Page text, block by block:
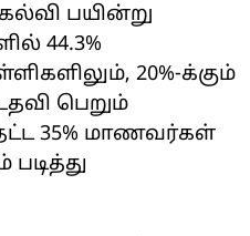
பயின்று
44.3%
20%-க்கும்
பெறும்
35% மாணவர்கள்